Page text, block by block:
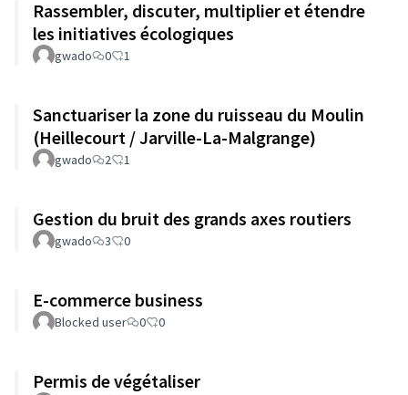
Rassembler, discuter, multiplier et étendre
les initiatives écologiques
gwado 0 1
Sanctuariser la zone du ruisseau du Moulin
(Heillecourt / Jarville-La-Malgrange)
gwado 2 1
Gestion du bruit des grands axes routiers
gwado 3 0
E-commerce business
Blocked user 0 0
Permis de végétaliser